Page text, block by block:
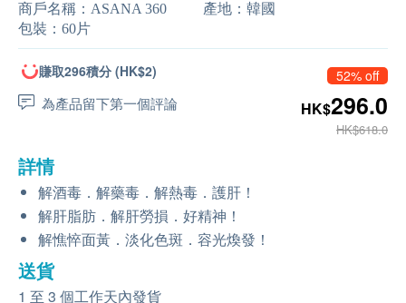
商戶名稱： ASANA 360 產地： 韓國
包裝： 60片
賺取296積分 (HK$2)
為產品留下第一個評論
52% off
HK$296.0
HK$618.0
詳情
解酒毒．解藥毒．解熱毒．護肝！
解肝脂肪．解肝勞損．好精神！
解憔悴面黃．淡化色斑．容光煥發！
送貨
1 至 3 個工作天內發貨